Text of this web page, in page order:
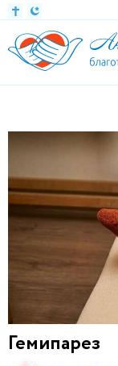
Гемипарез